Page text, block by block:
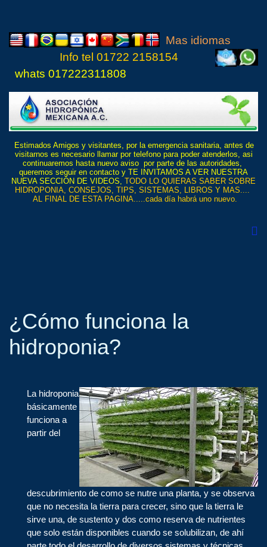
Mas idiomas
Info tel 01722 2158154
whats 017222311808
Estimados Amigos y visitantes, por la emergencia sanitaria, antes de
visitarnos es necesario llamar por telefono para poder atenderlos, asi
continuaremos hasta nuevo aviso por parte de las autoridades,
queremos seguir en contacto y TE INVITAMOS A VER NUESTRA
NUEVA SECCIÓN DE VIDEOS, TODO LO QUIERAS SABER SOBRE
HIDROPONIA, CONSEJOS, TIPS, SISTEMAS, LIBROS Y MAS....
AL FINAL DE ESTA PAGINA.....cada día habrá uno nuevo.
¿Cómo funciona la
hidroponia?
La hidroponia
básicamente
funciona a
partir del
descubrimiento de como se nutre una planta, y se observa
que no necesita la tierra para crecer, sino que la tierra le
sirve una, de sustento y dos como reserva de nutrientes
que solo están disponibles cuando se solubilizan, de ahí